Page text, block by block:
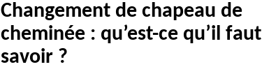
Changement de chapeau de
cheminée : qu’est-ce qu’il faut
savoir ?